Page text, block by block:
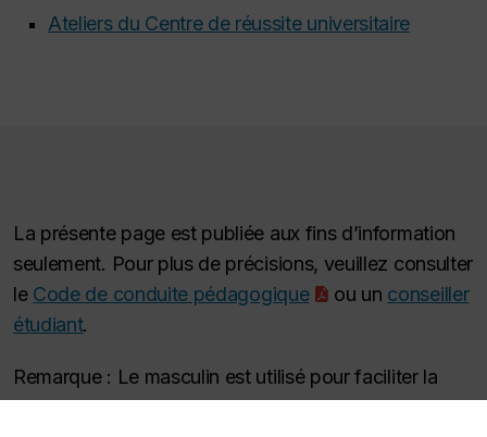
Ateliers du Centre de réussite universitaire
La présente page est publiée aux fins d’information
seulement. Pour plus de précisions, veuillez consulter
le Code de conduite pédagogique ou un conseiller
étudiant.
Remarque : Le masculin est utilisé pour faciliter la
lecture.